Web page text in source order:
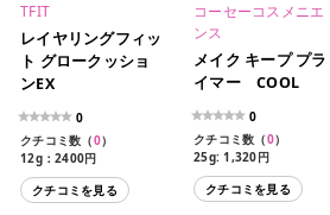
TFIT
レイヤリングフィッ
ト グロークッショ
ンEX
0
クチコミ数（0）
12g：2400円
クチコミを見る
コーセーコスメニエ
ンス
メイク キープ プラ
イマー COOL
0
クチコミ数（0）
25g: 1,320円
クチコミを見る